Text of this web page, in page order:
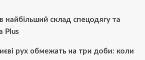
найбільший склад спецодягу та
Plus
рух обмежать на три доби: коли